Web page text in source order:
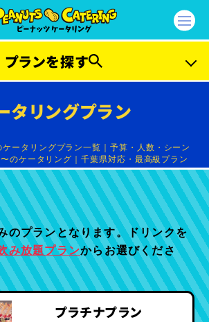
タリングプラン
ケータリングプラン一覧｜予算・人数・シーン
のケータリング｜千葉県対応・最高級プラン
プランを探す
ご予算から探す
円〜 お1人様5,000円〜
円〜 お1人様 7,000円〜
人数から探す
80 名様以下
のプランとなります。ドリンクを
み放題プランからお選びくださ
プラチナプラン